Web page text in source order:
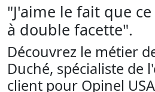
"J'aime le fait que
à double facette".
Découvrez le métier
Duché, spécialiste de
client pour Opinel